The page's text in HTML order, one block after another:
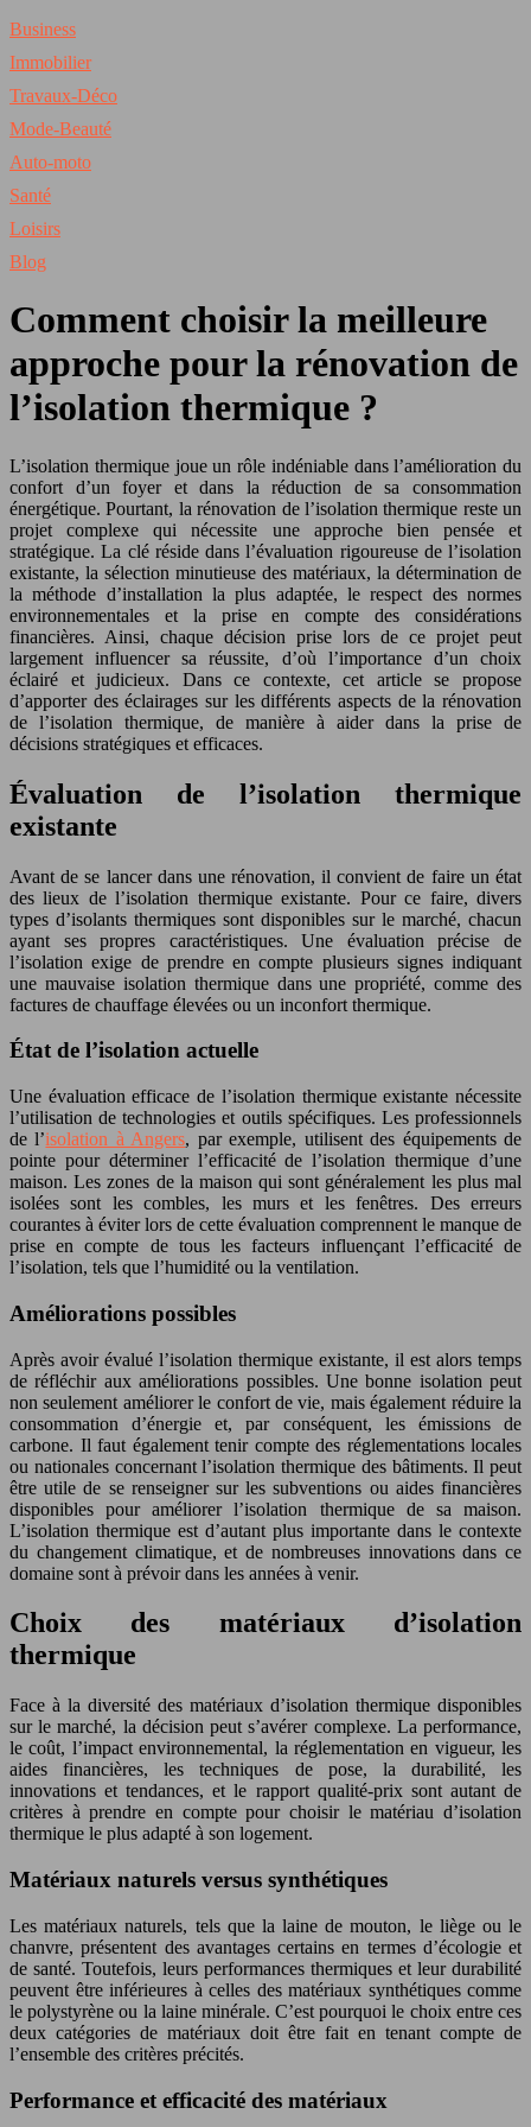
Business
Immobilier
Travaux-Déco
Mode-Beauté
Auto-moto
Santé
Loisirs
Blog
Comment choisir la meilleure
approche pour la rénovation de
l’isolation thermique ?
L’isolation thermique joue un rôle indéniable dans l’amélioration du
confort d’un foyer et dans la réduction de sa consommation
énergétique. Pourtant, la rénovation de l’isolation thermique reste un
projet complexe qui nécessite une approche bien pensée et
stratégique. La clé réside dans l’évaluation rigoureuse de l’isolation
existante, la sélection minutieuse des matériaux, la détermination de
la méthode d’installation la plus adaptée, le respect des normes
environnementales et la prise en compte des considérations
financières. Ainsi, chaque décision prise lors de ce projet peut
largement influencer sa réussite, d’où l’importance d’un choix
éclairé et judicieux. Dans ce contexte, cet article se propose
d’apporter des éclairages sur les différents aspects de la rénovation
de l’isolation thermique, de manière à aider dans la prise de
décisions stratégiques et efficaces.
Évaluation de l’isolation thermique
existante
Avant de se lancer dans une rénovation, il convient de faire un état
des lieux de l’isolation thermique existante. Pour ce faire, divers
types d’isolants thermiques sont disponibles sur le marché, chacun
ayant ses propres caractéristiques. Une évaluation précise de
l’isolation exige de prendre en compte plusieurs signes indiquant
une mauvaise isolation thermique dans une propriété, comme des
factures de chauffage élevées ou un inconfort thermique.
État de l’isolation actuelle
Une évaluation efficace de l’isolation thermique existante nécessite
l’utilisation de technologies et outils spécifiques. Les professionnels
de l’isolation à Angers, par exemple, utilisent des équipements de
pointe pour déterminer l’efficacité de l’isolation thermique d’une
maison. Les zones de la maison qui sont généralement les plus mal
isolées sont les combles, les murs et les fenêtres. Des erreurs
courantes à éviter lors de cette évaluation comprennent le manque de
prise en compte de tous les facteurs influençant l’efficacité de
l’isolation, tels que l’humidité ou la ventilation.
Améliorations possibles
Après avoir évalué l’isolation thermique existante, il est alors temps
de réfléchir aux améliorations possibles. Une bonne isolation peut
non seulement améliorer le confort de vie, mais également réduire la
consommation d’énergie et, par conséquent, les émissions de
carbone. Il faut également tenir compte des réglementations locales
ou nationales concernant l’isolation thermique des bâtiments. Il peut
être utile de se renseigner sur les subventions ou aides financières
disponibles pour améliorer l’isolation thermique de sa maison.
L’isolation thermique est d’autant plus importante dans le contexte
du changement climatique, et de nombreuses innovations dans ce
domaine sont à prévoir dans les années à venir.
Choix des matériaux d’isolation
thermique
Face à la diversité des matériaux d’isolation thermique disponibles
sur le marché, la décision peut s’avérer complexe. La performance,
le coût, l’impact environnemental, la réglementation en vigueur, les
aides financières, les techniques de pose, la durabilité, les
innovations et tendances, et le rapport qualité-prix sont autant de
critères à prendre en compte pour choisir le matériau d’isolation
thermique le plus adapté à son logement.
Matériaux naturels versus synthétiques
Les matériaux naturels, tels que la laine de mouton, le liège ou le
chanvre, présentent des avantages certains en termes d’écologie et
de santé. Toutefois, leurs performances thermiques et leur durabilité
peuvent être inférieures à celles des matériaux synthétiques comme
le polystyrène ou la laine minérale. C’est pourquoi le choix entre ces
deux catégories de matériaux doit être fait en tenant compte de
l’ensemble des critères précités.
Performance et efficacité des matériaux